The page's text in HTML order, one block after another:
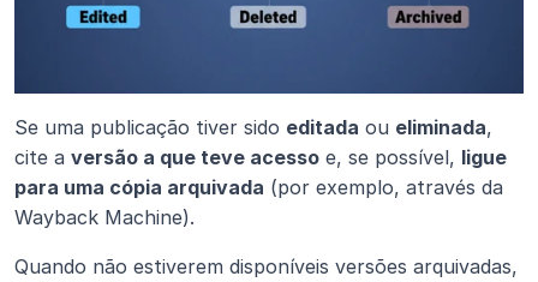
Se uma publicação tiver sido editada ou eliminada,
cite a versão a que teve acesso e, se possível, ligue
para uma cópia arquivada (por exemplo, através da
Wayback Machine).
Quando não estiverem disponíveis versões arquivadas,